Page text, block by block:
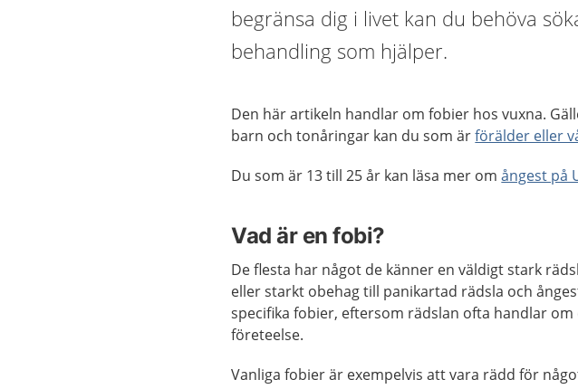
begränsa dig i livet kan du behöva
behandling som hjälper.
Den här artikeln handlar om fobier hos vuxna.
barn och tonåringar kan du som ärförälder eller
Du som är 13 till 25 år kan läsa mer omångest på
Vad är en fobi?
De flesta har något de känner en väldigt stark
eller starkt obehag till panikartad rädsla och
specifika fobier, eftersom rädslan ofta handlar om
företeelse.
Vanliga fobier är exempelvis att vara rädd för